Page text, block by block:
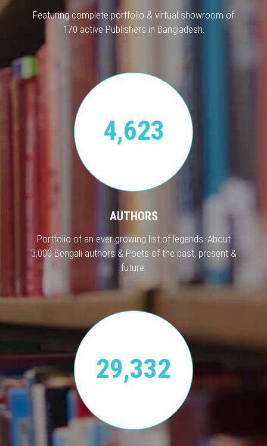
Featuring complete portfolio & virtual showroom of
170 active Publishers in Bangladesh.
4,623
AUTHORS
Portfolio of an ever growing list of legends. About
3,000 Bengali authors & Poets of the past, present &
future.
29,332